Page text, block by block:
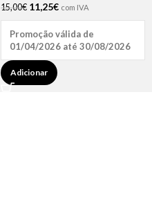
15,00€ 11,25€ com IVA
Promoção válida de
01/04/2026 até 30/08/2026
Adicionar